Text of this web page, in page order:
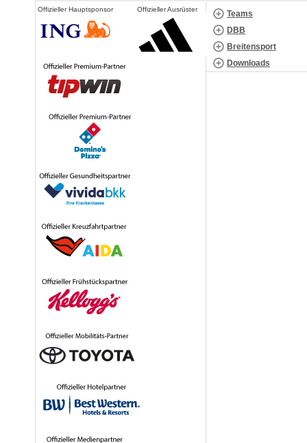
Offizieller Hauptsponsor Offizieller Ausrüster
Teams
DBB
Breitensport
Downloads